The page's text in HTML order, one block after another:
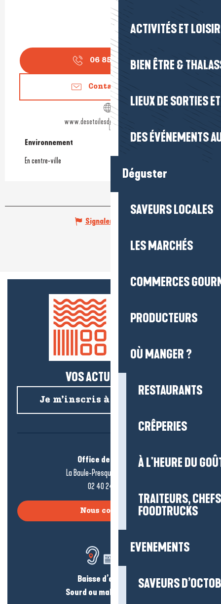
ACTIVITÉS ET
BIEN ÊTRE &
LIEUX DE SORTIES
DES ÉVÉNEMENTS
Déguster
SAVEURS LOCALES
LES MARCHÉS
COMMERCES
PRODUCTEURS
OÙ MANGER ?
RESTAURANTS
CRÊPERIES
À L'HEURE DU
TRAITEURS,
FOODTRUCKS
EVENEMENTS
SAVEURS
06 85 36 52▒▒
Contactez-nous
www.desetoilesdansmacocotte.com
Environnement
Environnement
En centre-ville
Signaler une erreur
VOS ACTUS SALÉES !
Je m’inscris à la newsletter
Office de tourisme
La Baule-Presqu’île de Guérande
02 40 24 34 44
Nous contacter
Baisse d’audition ?
Sourd ou malentendant ?